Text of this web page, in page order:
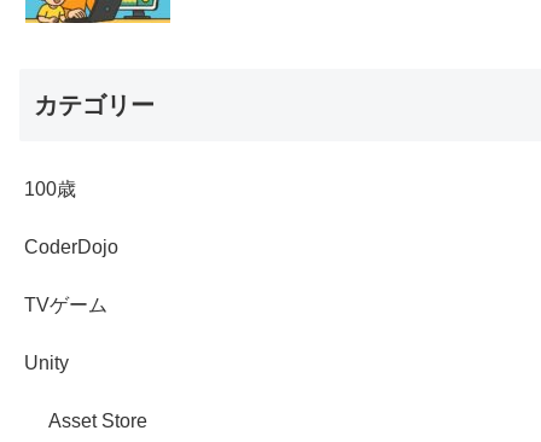
カテゴリー
100歳
CoderDojo
TVゲーム
Unity
Asset Store